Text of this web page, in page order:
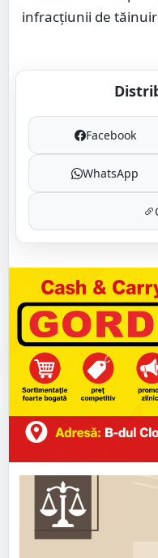
infracțiunii de
Facebook
WhatsApp